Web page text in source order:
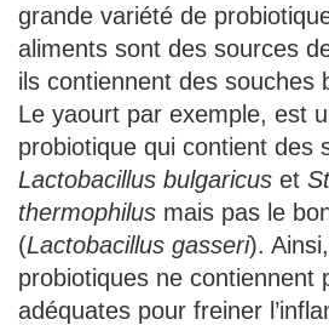
grande variété de
aliments sont des sources
ils contiennent des souches
Le yaourt par exemple, est
probiotique qui contient des
Lactobacillus bulgaricus et
thermophilus mais pas le
(Lactobacillus gasseri).
probiotiques ne contiennent
adéquates pour freiner